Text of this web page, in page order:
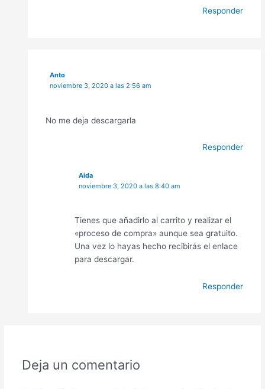
Responder
Anto
noviembre 3, 2020 a las 2:56 am
No me deja descargarla
Responder
Aida
noviembre 3, 2020 a las 8:40 am
Tienes que añadirlo al carrito y realizar el
«proceso de compra» aunque sea gratuito.
Una vez lo hayas hecho recibirás el enlace
para descargar.
Responder
Deja un comentario